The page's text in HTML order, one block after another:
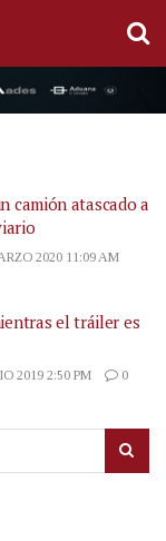
camión atascado a
2020 11:09 AM
el tráiler es
2019 2:50 PM 0